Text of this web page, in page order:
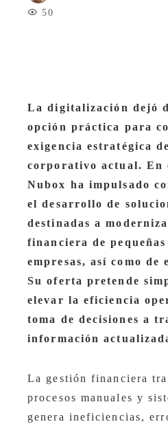
50
La digitalización dejó
opción práctica para
exigencia estratégica
corporativo actual. En
Nubox ha impulsado
el desarrollo de
destinadas a
financiera de pequeñas
empresas, así como de
Su oferta pretende
elevar la eficiencia
toma de decisiones a
información
La gestión financiera
procesos manuales y
genera ineficiencias,